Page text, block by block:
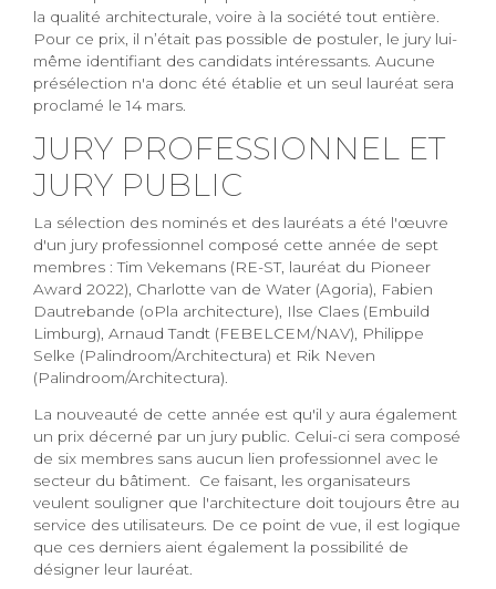
la qualité architecturale, voire à la société tout entière.
Pour ce prix, il n’était pas possible de postuler, le jury lui-
même identifiant des candidats intéressants. Aucune
présélection n'a donc été établie et un seul lauréat sera
proclamé le 14 mars.
JURY PROFESSIONNEL ET
JURY PUBLIC
La sélection des nominés et des lauréats a été l'œuvre
d'un jury professionnel composé cette année de sept
membres : Tim Vekemans (RE-ST, lauréat du Pioneer
Award 2022), Charlotte van de Water (Agoria), Fabien
Dautrebande (oPla architecture), Ilse Claes (Embuild
Limburg), Arnaud Tandt (FEBELCEM/NAV), Philippe
Selke (Palindroom/Architectura) et Rik Neven
(Palindroom/Architectura).
La nouveauté de cette année est qu'il y aura également
un prix décerné par un jury public. Celui-ci sera composé
de six membres sans aucun lien professionnel avec le
secteur du bâtiment. Ce faisant, les organisateurs
veulent souligner que l'architecture doit toujours être au
service des utilisateurs. De ce point de vue, il est logique
que ces derniers aient également la possibilité de
désigner leur lauréat.